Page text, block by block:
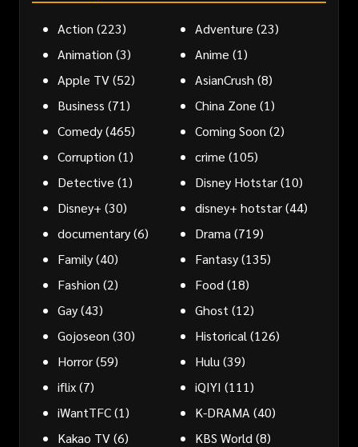
Action (223) Adventure (23)
Animation (3) Anime (1)
Apple TV(52) AsianCrush (8)
Business (71) China Zone (1)
Comedy(465) Coming Soon (2)
Corruption (1) crime (105)
Detective (1) Disney Hotstar(10)
Disney+ (30) disney+ hotstar(44)
documentary(6) Drama (719)
Family(40) Fantasy(135)
Fashion (2) Food (18)
Gay(43) Ghost (12)
Gojoseon (30) Historical (126)
Horror(59) Hulu (39)
iflix(7) iQIYI (111)
iWantTFC(1) K-DRAMA (40)
Kakao TV(6) KBS World (8)